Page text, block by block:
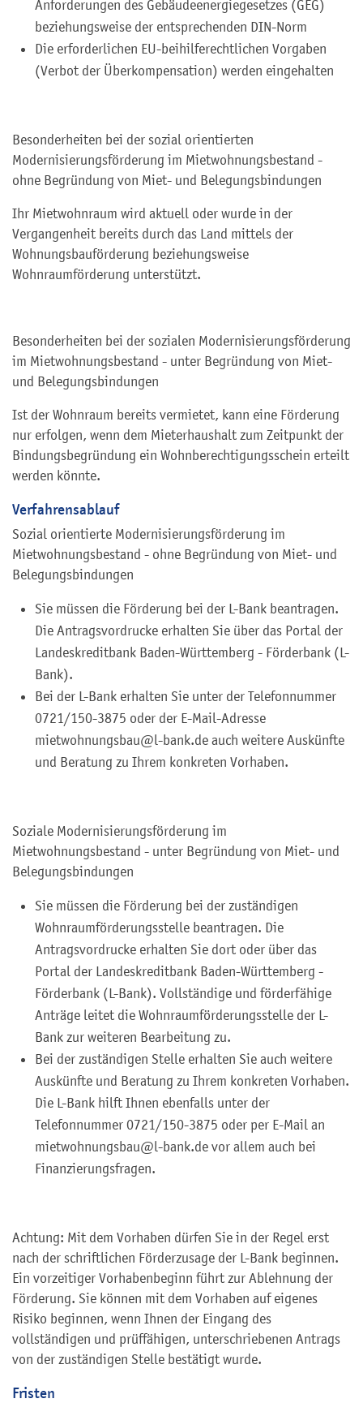
Anforderungen des Gebäudeenergiegesetzes (GEG)
beziehungsweise der entsprechenden DIN-Norm
Die erforderlichen EU-beihilferechtlichen Vorgaben
(Verbot der Überkompensation) werden eingehalten
Besonderheiten bei der sozial orientierten
Modernisierungsförderung im Mietwohnungsbestand -
ohne Begründung von Miet- und Belegungsbindungen
Ihr Mietwohnraum wird aktuell oder wurde in der
Vergangenheit bereits durch das Land mittels der
Wohnungsbauförderung beziehungsweise
Wohnraumförderung unterstützt.
Besonderheiten bei der sozialen Modernisierungsförderung
im Mietwohnungsbestand - unter Begründung von Miet-
und Belegungsbindungen
Ist der Wohnraum bereits vermietet, kann eine Förderung
nur erfolgen, wenn dem Mieterhaushalt zum Zeitpunkt der
Bindungsbegründung ein Wohnberechtigungsschein erteilt
werden könnte.
Verfahrensablauf
Sozial orientierte Modernisierungsförderung im
Mietwohnungsbestand - ohne Begründung von Miet- und
Belegungsbindungen
Sie müssen die Förderung bei der L-Bank beantragen.
Die Antragsvordrucke erhalten Sie über das Portal der
Landeskreditbank Baden-Württemberg - Förderbank (L-
Bank).
Bei der L-Bank erhalten Sie unter der Telefonnummer
0721/150-3875 oder der E-Mail-Adresse
mietwohnungsbau@l-bank.de auch weitere Auskünfte
und Beratung zu Ihrem konkreten Vorhaben.
Soziale Modernisierungsförderung im
Mietwohnungsbestand - unter Begründung von Miet- und
Belegungsbindungen
Sie müssen die Förderung bei der zuständigen
Wohnraumförderungsstelle beantragen. Die
Antragsvordrucke erhalten Sie dort oder über das
Portal der Landeskreditbank Baden-Württemberg -
Förderbank (L-Bank). Vollständige und förderfähige
Anträge leitet die Wohnraumförderungsstelle der L-
Bank zur weiteren Bearbeitung zu.
Bei der zuständigen Stelle erhalten Sie auch weitere
Auskünfte und Beratung zu Ihrem konkreten Vorhaben.
Die L-Bank hilft Ihnen ebenfalls unter der
Telefonnummer 0721/150-3875 oder per E-Mail an
mietwohnungsbau@l-bank.de vor allem auch bei
Finanzierungsfragen.
Achtung: Mit dem Vorhaben dürfen Sie in der Regel erst
nach der schriftlichen Förderzusage der L-Bank beginnen.
Ein vorzeitiger Vorhabenbeginn führt zur Ablehnung der
Förderung. Sie können mit dem Vorhaben auf eigenes
Risiko beginnen, wenn Ihnen der Eingang des
vollständigen und prüffähigen, unterschriebenen Antrags
von der zuständigen Stelle bestätigt wurde.
Fristen